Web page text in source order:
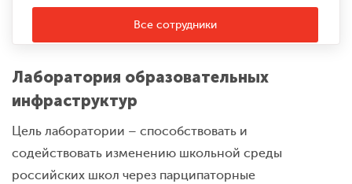
Все сотрудники
Лаборатория образовательных
инфраструктур
Цель лаборатории – способствовать и
содействовать изменению школьной среды
российских школ через парципаторные